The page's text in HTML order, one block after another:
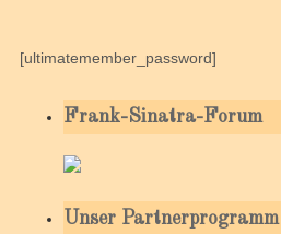
[ultimatemember_password]
Frank-Sinatra-Forum
Unser Partnerprogramm